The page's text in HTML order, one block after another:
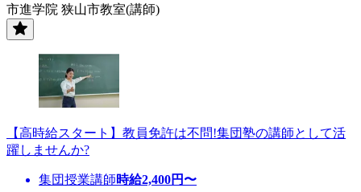
市進学院 狭山市教室(講師)
【高時給スタート】教員免許は不問!集団塾の講師として活
躍しませんか?
集団授業講師時給2,400円〜